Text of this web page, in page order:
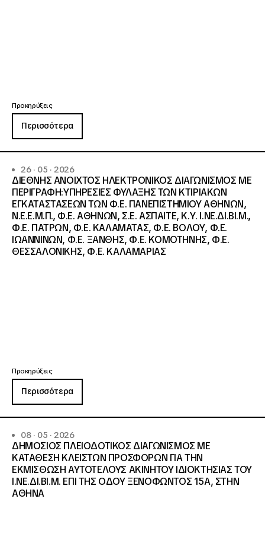
Προκηρύξεις
Περισσότερα
26 · 05 · 2026
ΔΙΕΘΝΗΣ ΑΝΟΙΧΤΟΣ ΗΛΕΚΤΡΟΝΙΚΟΣ ΔΙΑΓΩΝΙΣΜΟΣ ΜΕ
ΠΕΡΙΓΡΑΦΗ:ΥΠΗΡΕΣΙΕΣ ΦΥΛΑΞΗΣ ΤΩΝ ΚΤΙΡΙΑΚΩΝ
ΕΓΚΑΤΑΣΤΑΣΕΩΝ ΤΩΝ Φ.Ε. ΠΑΝΕΠΙΣΤΗΜΙΟΥ ΑΘΗΝΩΝ,
Ν.Ε.Ε.Μ.Π., Φ.Ε. ΑΘΗΝΩΝ, Σ.Ε. ΑΣΠΑΙΤΕ, Κ.Υ. Ι.ΝΕ.ΔΙ.ΒΙ.Μ.,
Φ.Ε. ΠΑΤΡΩΝ, Φ.Ε. ΚΑΛΑΜΑΤΑΣ, Φ.Ε. ΒΟΛΟΥ, Φ.Ε.
ΙΩΑΝΝΙΝΩΝ, Φ.Ε. ΞΑΝΘΗΣ, Φ.Ε. ΚΟΜΟΤΗΝΗΣ, Φ.Ε.
ΘΕΣΣΑΛΟΝΙΚΗΣ, Φ.Ε. ΚΑΛΑΜΑΡΙΑΣ
Προκηρύξεις
Περισσότερα
08 · 05 · 2026
ΔΗΜΟΣΙΟΣ ΠΛΕΙΟΔΟΤΙΚΟΣ ΔΙΑΓΩΝΙΣΜΟΣ ΜΕ
ΚΑΤΑΘΕΣΗ ΚΛΕΙΣΤΩΝ ΠΡΟΣΦΟΡΩΝ ΓΙΑ ΤΗΝ
ΕΚΜΙΣΘΩΣΗ ΑΥΤΟΤΕΛΟΥΣ ΑΚΙΝΗΤΟΥ ΙΔΙΟΚΤΗΣΙΑΣ ΤΟΥ
Ι.ΝΕ.ΔΙ.ΒΙ.Μ. ΕΠΙ ΤΗΣ ΟΔΟΥ ΞΕΝΟΦΩΝΤΟΣ 15Α, ΣΤΗΝ
ΑΘΗΝΑ